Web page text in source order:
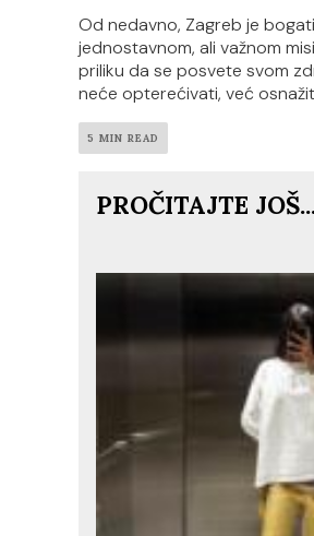
Od nedavno, Zagreb je
jednostavnom, ali važnom
priliku da se posvete svom
neće opterećivati, već
5 MIN READ
PROČITAJTE